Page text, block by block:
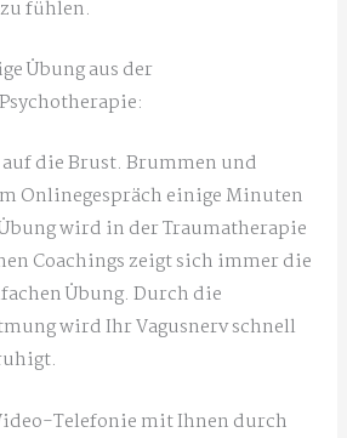
fühlen.
Übung aus der
auf die Brust. Brummen und
Onlinegespräch einige Minuten
wird in der Traumatherapie
Coachings zeigt sich immer die
Übung. Durch die
wird Ihr Vagusnerv schnell
Telefonie mit Ihnen durch